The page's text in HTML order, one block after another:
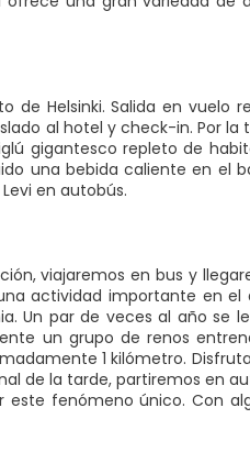
de Helsinki. Salida en vuelo
al hotel y check-in. Por
gigantesco repleto de
una bebida caliente en el
en autobús.
viajaremos en bus y
actividad importante en el
Un par de veces al año se
un grupo de renos
1 kilómetro.
de la tarde, partiremos en
este fenómeno único. Con